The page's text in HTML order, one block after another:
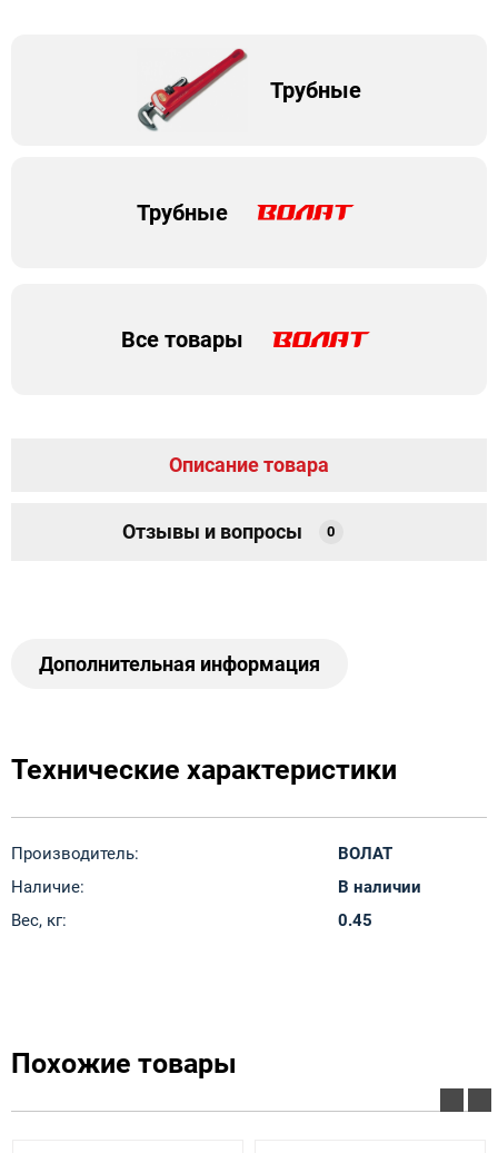
Трубные
Трубные
Все товары
Описание товара
Отзывы и вопросы 0
Дополнительная информация
Технические характеристики
Производитель:
ВОЛАТ
Наличие:
В наличии
Вес, кг:
0.45
Похожие товары